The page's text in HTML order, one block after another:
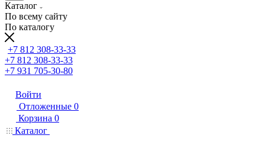
Каталог
По всему сайту
По каталогу
+7 812 308-33-33
+7 812 308-33-33
+7 931 705-30-80
Войти
Отложенные 0
Корзина 0
Каталог